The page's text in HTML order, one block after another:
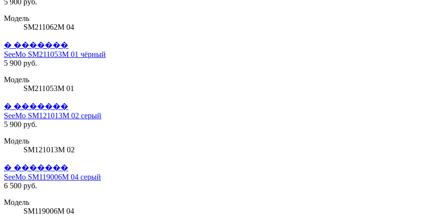
5 900 руб.
Модель
SM211062M 04
� �������
SeeMo SM211053M 01 чёрный
5 900 руб.
Модель
SM211053M 01
� �������
SeeMo SM121013M 02 серый
5 900 руб.
Модель
SM121013M 02
� �������
SeeMo SM119006M 04 серый
6 500 руб.
Модель
SM119006M 04